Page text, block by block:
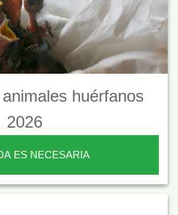
huérfanos
2026
ES NECESARIA